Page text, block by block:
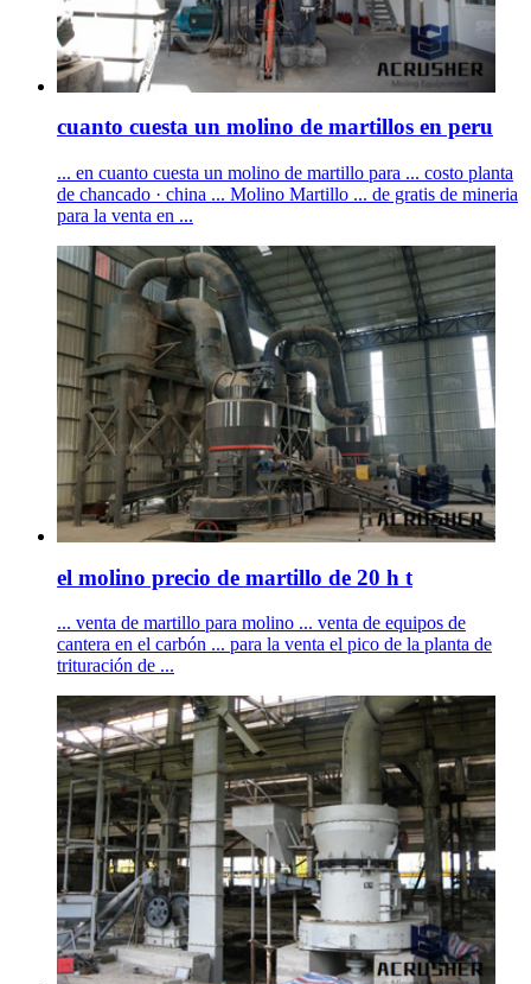
cuanto cuesta un molino de martillos en peru
... en cuanto cuesta un molino de martillo para ... costo planta
de chancado · china ... Molino Martillo ... de gratis de mineria
para la venta en ...
el molino precio de martillo de 20 h t
... venta de martillo para molino ... venta de equipos de
cantera en el carbón ... para la venta el pico de la planta de
trituración de ...